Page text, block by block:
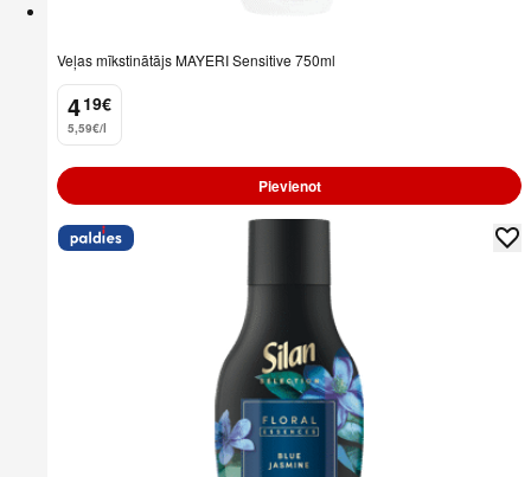
Veļas mīkstinātājs MAYERI Sensitive 750ml
4
. 19€
5,59€/l
Pievienot